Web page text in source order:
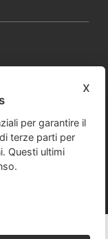
x
per garantire il
terze parti per
Questi ultimi